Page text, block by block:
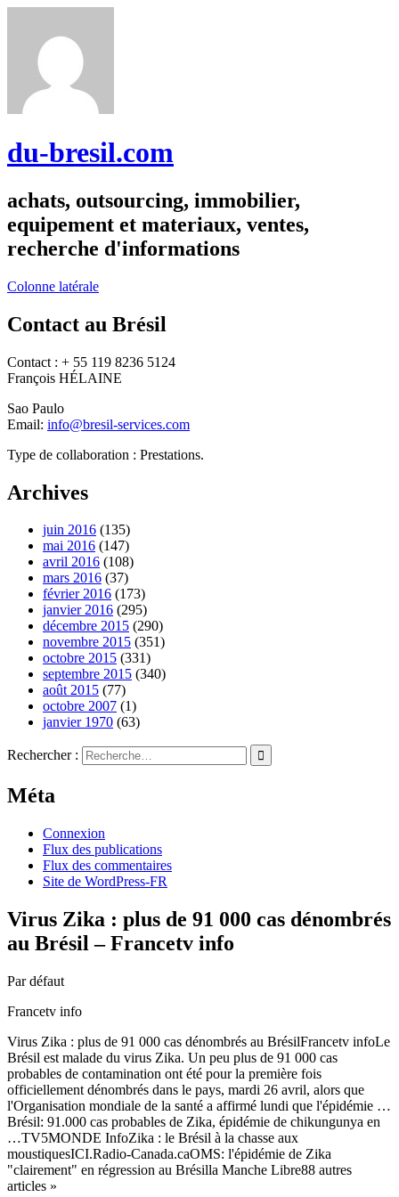
du-bresil.com
achats, outsourcing, immobilier,
equipement et materiaux, ventes,
recherche d'informations
Colonne latérale
Contact au Brésil
Contact : + 55 119 8236 5124
François HÉLAINE
Sao Paulo
Email: info@bresil-services.com
Type de collaboration : Prestations.
Archives
juin 2016 (135)
mai 2016 (147)
avril 2016 (108)
mars 2016 (37)
février 2016 (173)
janvier 2016 (295)
décembre 2015 (290)
novembre 2015 (351)
octobre 2015 (331)
septembre 2015 (340)
août 2015 (77)
octobre 2007 (1)
janvier 1970 (63)
Rechercher :
Méta
Connexion
Flux des publications
Flux des commentaires
Site de WordPress-FR
Virus Zika : plus de 91 000 cas dénombrés
au Brésil – Francetv info
Par défaut
Francetv info
Virus Zika : plus de 91 000 cas dénombrés au BrésilFrancetv infoLe
Brésil est malade du virus Zika. Un peu plus de 91 000 cas
probables de contamination ont été pour la première fois
officiellement dénombrés dans le pays, mardi 26 avril, alors que
l'Organisation mondiale de la santé a affirmé lundi que l'épidémie …
Brésil: 91.000 cas probables de Zika, épidémie de chikungunya en
…TV5MONDE InfoZika : le Brésil à la chasse aux
moustiquesICI.Radio-Canada.caOMS: l'épidémie de Zika
"clairement" en régression au Brésilla Manche Libre88 autres
articles »